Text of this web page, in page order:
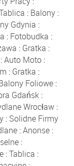
: Balony:
Gdynia :
: Fotobudka :
: Gratka :
:Auto Moto :
: Gratka :
Foliowe :
Gdańsk :
Wrocław:
: Solidne Firmy
:Anonse:
:
:Tablica :